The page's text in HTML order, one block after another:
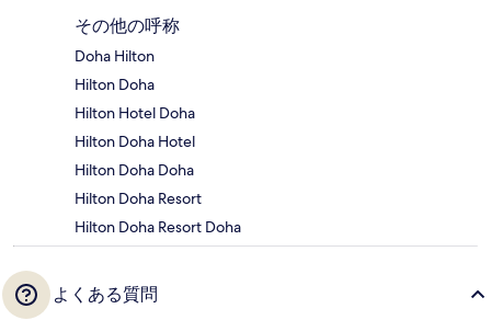
その他の呼称
Doha Hilton
Hilton Doha
Hilton Hotel Doha
Hilton Doha Hotel
Hilton Doha Doha
Hilton Doha Resort
Hilton Doha Resort Doha
よくある質問